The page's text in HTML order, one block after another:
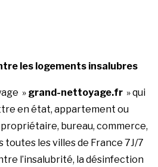
les logements insalubres
» grand-nettoyage.fr » qui
en état, appartement ou
bureau, commerce,
toutes les villes de France 7J/7
l’insalubrité, ladésinfection